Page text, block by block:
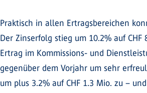
Praktisch in allen Ertragsbereichen
Der Zinserfolg stieg um 10.2% auf CHF
Ertrag im Kommissions- und
gegenüber dem Vorjahr um sehr
um plus 3.2% auf CHF 1.3 Mio. zu –